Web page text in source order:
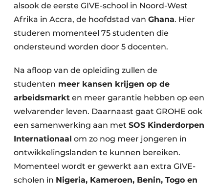
alsook de eerste GIVE-school in Noord-West
Afrika in Accra, de hoofdstad van Ghana. Hier
studeren momenteel 75 studenten die
ondersteund worden door 5 docenten.
Na afloop van de opleiding zullen de
studenten meer kansen krijgen op de
arbeidsmarkt en meer garantie hebben op een
welvarender leven. Daarnaast gaat GROHE ook
een samenwerking aan met SOS Kinderdorpen
Internationaal om zo nog meer jongeren in
ontwikkelingslanden te kunnen bereiken.
Momenteel wordt er gewerkt aan extra GIVE-
scholen in Nigeria, Kameroen, Benin, Togo en